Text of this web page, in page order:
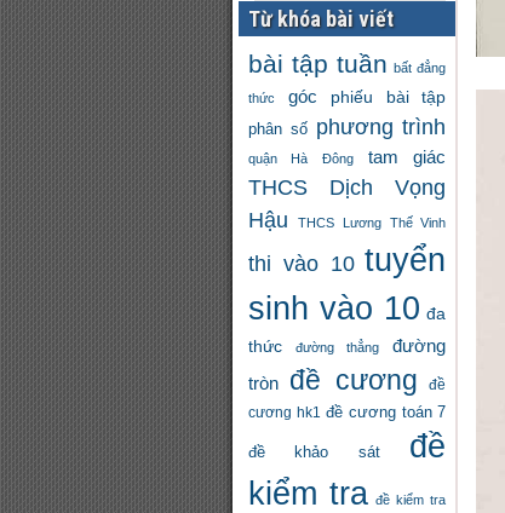
Từ khóa bài viết
bài tập tuần bất đẳng
thức góc phiếu bài tập
phân số phương trình
quận Hà Đông tam giác
THCS Dịch Vọng
Hậu
THCS Lương Thế Vinh
thi vào 10 tuyển
sinh vào 10 đa
thức
đường thẳng
đường
tròn đề cương
đề
cương hk1
đề cương toán 7
đề khảo sát
đề
kiểm tra đề kiểm tra